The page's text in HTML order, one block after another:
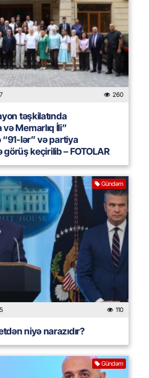
260
təşkilatında
Memarlıq İli”
lər” və partiya
görüş keçirilib – FOTOLAR
Gündəm
110
niyə narazıdır?
Gündəm